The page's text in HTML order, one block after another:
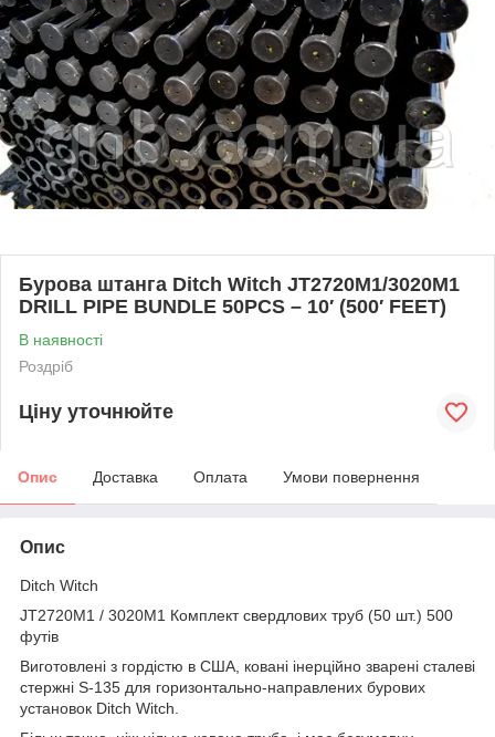
Бурова штанга Ditch Witch JT2720M1/3020M1
DRILL PIPE BUNDLE 50PCS – 10′ (500′ FEET)
В наявності
Роздріб
Ціну уточнюйте
Опис Доставка Оплата Умови повернення
Опис
Ditch Witch
JT2720M1 / 3020M1 Комплект свердлових труб (50 шт.) 500
футів
Виготовлені з гордістю в США, ковані інерційно зварені сталеві
стержні S-135 для горизонтально-направлених бурових
установок Ditch Witch.